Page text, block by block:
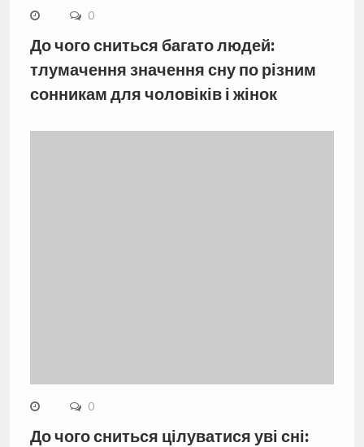
0
До чого сниться багато людей:
тлумачення значення сну по різним
сонникам для чоловіків і жінок
0
До чого сниться цілуватися уві сні: